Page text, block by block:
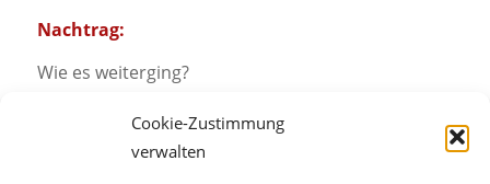
Cookie-Zustimmung
verwalten
Nachtrag:
Wie es weiterging?
Hier!